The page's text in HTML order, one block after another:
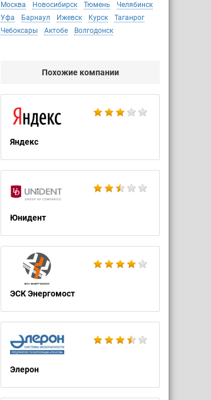
Москва Новосибирск Тюмень
Челябинск
Уфа
Барнаул Ижевск Курск
Таганрог
Чебоксары
Актобе Волгодонск
Похожие компании
Яндекс
Юнидент
ЭСК Энергомост
Элерон